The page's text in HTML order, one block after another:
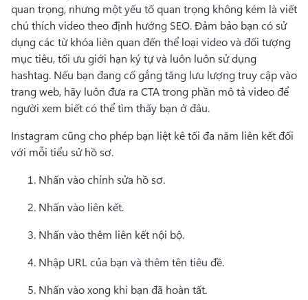
quan trọng, nhưng một yếu tố quan trọng không kém là viết
chú thích video theo định hướng SEO. Đảm bảo bạn có sử
dụng các từ khóa liên quan đến thể loại video và đối tượng
mục tiêu, tối ưu giới hạn ký tự và luôn luôn sử dụng
hashtag. Nếu bạn đang cố gắng tăng lưu lượng truy cập vào
trang web, hãy luôn đưa ra CTA trong phần mô tả video để
người xem biết có thể tìm thấy bạn ở đâu.
Instagram cũng cho phép bạn liệt kê tối đa năm liên kết đối
với mỗi tiểu sử hồ sơ.
Nhấn vào chỉnh sửa hồ sơ.
Nhấn vào liên kết.
Nhấn vào thêm liên kết nội bộ.
Nhập URL của bạn và thêm tên tiêu đề.
Nhấn vào xong khi bạn đã hoàn tất.